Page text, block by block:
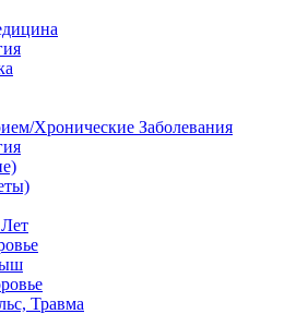
Хронические Заболевания
Травма